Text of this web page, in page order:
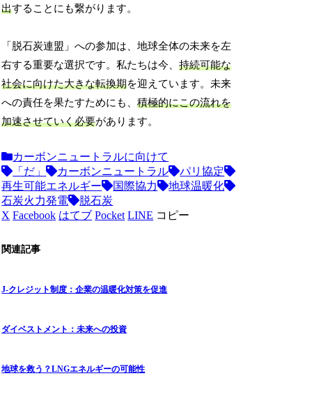
出することにも繋がります。
「脱石炭連盟」への参加は、地球全体の未来を左
右する重要な選択です。私たちは今、持続可能な
社会に向けた大きな転換期を迎えています。未来
への責任を果たすためにも、積極的にこの流れを
加速させていく必要があります。
カーボンニュートラルに向けて
「だ」
カーボンニュートラル
パリ協定
再生可能エネルギー
国際協力
地球温暖化
石炭火力発電
脱石炭
X Facebook はてブ Pocket LINE コピー
関連記事
J-クレジット制度：企業の温暖化対策を促進
ダイベストメント：未来への投資
地球を救う？LNGエネルギーの可能性